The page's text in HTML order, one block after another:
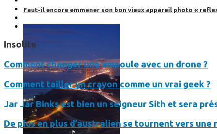
Faut-il encore emmener son bon vieux appareil photo «
Insolite
Comment changer une ampoule avec un drone ?
Comment tailler un crayon comme un vrai geek ?
Jar Jar Binks est bien un seigneur Sith et sera
De plus en plus d’australien se tournent vers